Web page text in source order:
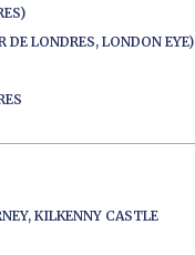
LONDRES, LONDON EYE)
KILKENNY CASTLE